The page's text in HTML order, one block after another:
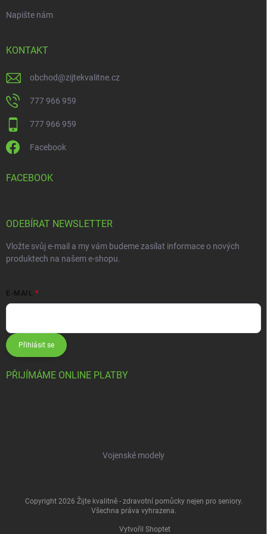
Napište nám
KONTAKT
obchod@zijtekvalitne.cz
777 966 959
777 966 959
Facebook
FACEBOOK
ODEBÍRAT NEWSLETTER
Vložte svůj e-mail a my vám budeme zasílat informace o nových
produktech na našem e-shopu.
E-MAIL
Přihlásit se
PŘIJÍMÁME ONLINE PLATBY
Vojenské modely
Vytvořil Shoptet
Copyright 2026 Žijte kvalitně - zdravotní pomůcky nejen pro seniory.
Všechna práva vyhrazena.